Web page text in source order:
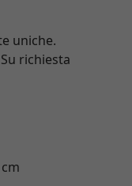
uniche.
richiesta